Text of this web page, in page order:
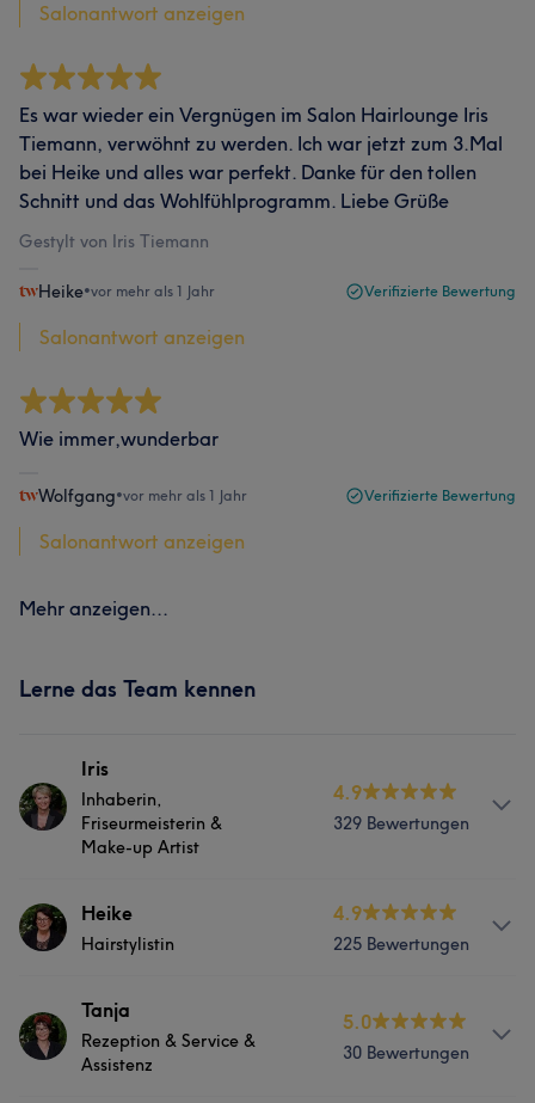
Salonantwort anzeigen
Es war wieder ein Vergnügen im Salon Hairlounge Iris
Tiemann, verwöhnt zu werden. Ich war jetzt zum 3.Mal
bei Heike und alles war perfekt. Danke für den tollen
Schnitt und das Wohlfühlprogramm. Liebe Grüße
Gestylt von Iris Tiemann
Heike•vor mehr als 1 Jahr Verifizierte Bewertung
Salonantwort anzeigen
Wie immer,wunderbar
Wolfgang•vor mehr als 1 Jahr Verifizierte Bewertung
Salonantwort anzeigen
Mehr anzeigen...
Lerne das Team kennen
Iris
Inhaberin,
Friseurmeisterin &
Make-up Artist
4.9
329 Bewertungen
Info
Mit der Berufserfahrung von über 30 Jahren und
Inhaberin der Hairlounge. Calligraphycut,
Haarverlängerung/- Verdichtung, angesagte
Farbtechniken, Balayage & Freihandtechniken,
Heike
Hairstylistin
4.9
225 Bewertungen
Info
Heike ist seit 2014 im Team, ihr bevorzugtes
Einsatzgebiet sind Colortechniken,Damen-, Kinder- und
Tanja
Rezeption & Service &
Assistenz
5.0
30 Bewertungen